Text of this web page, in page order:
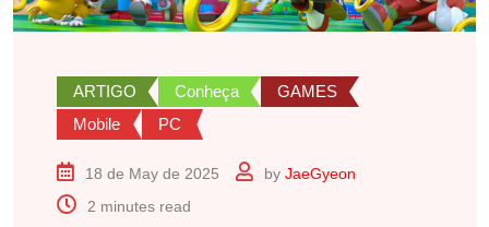
ARTIGO Conheça
GAMES
Mobile
PC
18 de May de 2025 by JaeGyeon
2 minutes read